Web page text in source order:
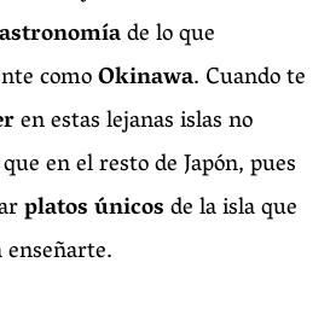
de lo que
comoOkinawa. Cuando te
en estas lejanas islas no
en el resto de Japón, pues
platos únicosde la isla que